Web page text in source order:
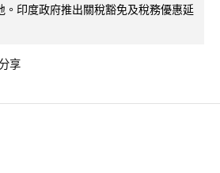
。印度政府推出關稅豁免及稅務優惠延
享